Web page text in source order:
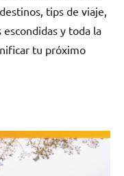
tips de viaje,
y toda la
tu próximo